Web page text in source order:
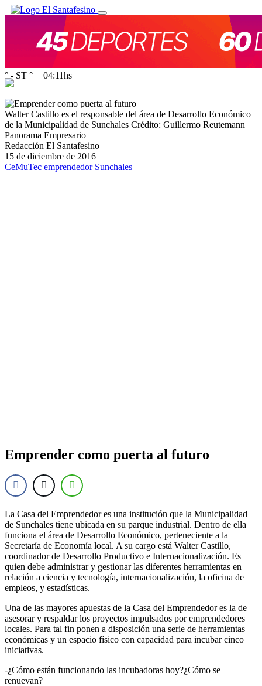
° - ST ° | | 04:11hs
Walter Castillo es el responsable del área de Desarrollo Económico
de la Municipalidad de Sunchales Crédito: Guillermo Reutemann
Panorama Empresario
Redacción El Santafesino
15 de diciembre de 2016
CeMuTec emprendedor Sunchales
Emprender como puerta al futuro
La Casa del Emprendedor es una institución que la Municipalidad
de Sunchales tiene ubicada en su parque industrial. Dentro de ella
funciona el área de Desarrollo Económico, perteneciente a la
Secretaría de Economía local. A su cargo está Walter Castillo,
coordinador de Desarrollo Productivo e Internacionalización. Es
quien debe administrar y gestionar las diferentes herramientas en
relación a ciencia y tecnología, internacionalización, la oficina de
empleos, y estadísticas.
Una de las mayores apuestas de la Casa del Emprendedor es la de
asesorar y respaldar los proyectos impulsados por emprendedores
locales. Para tal fin ponen a disposición una serie de herramientas
económicas y un espacio físico con capacidad para incubar cinco
iniciativas.
-¿Cómo están funcionando las incubadoras hoy?¿Cómo se
renuevan?